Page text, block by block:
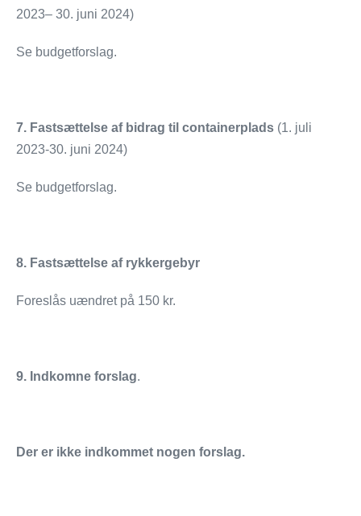
2023– 30. juni 2024)
Se budgetforslag.
7. Fastsættelse af bidrag til containerplads (1. juli
2023-30. juni 2024)
Se budgetforslag.
8. Fastsættelse af rykkergebyr
Foreslås uændret på 150 kr.
9. Indkomne forslag.
Der er ikke indkommet nogen forslag.